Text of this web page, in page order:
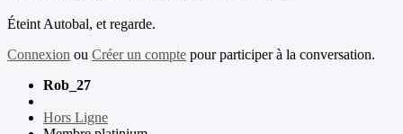
Éteint Autobal, et regarde.
Connexion ou Créer un compte pour participer à la conversation.
Rob_27
Hors Ligne